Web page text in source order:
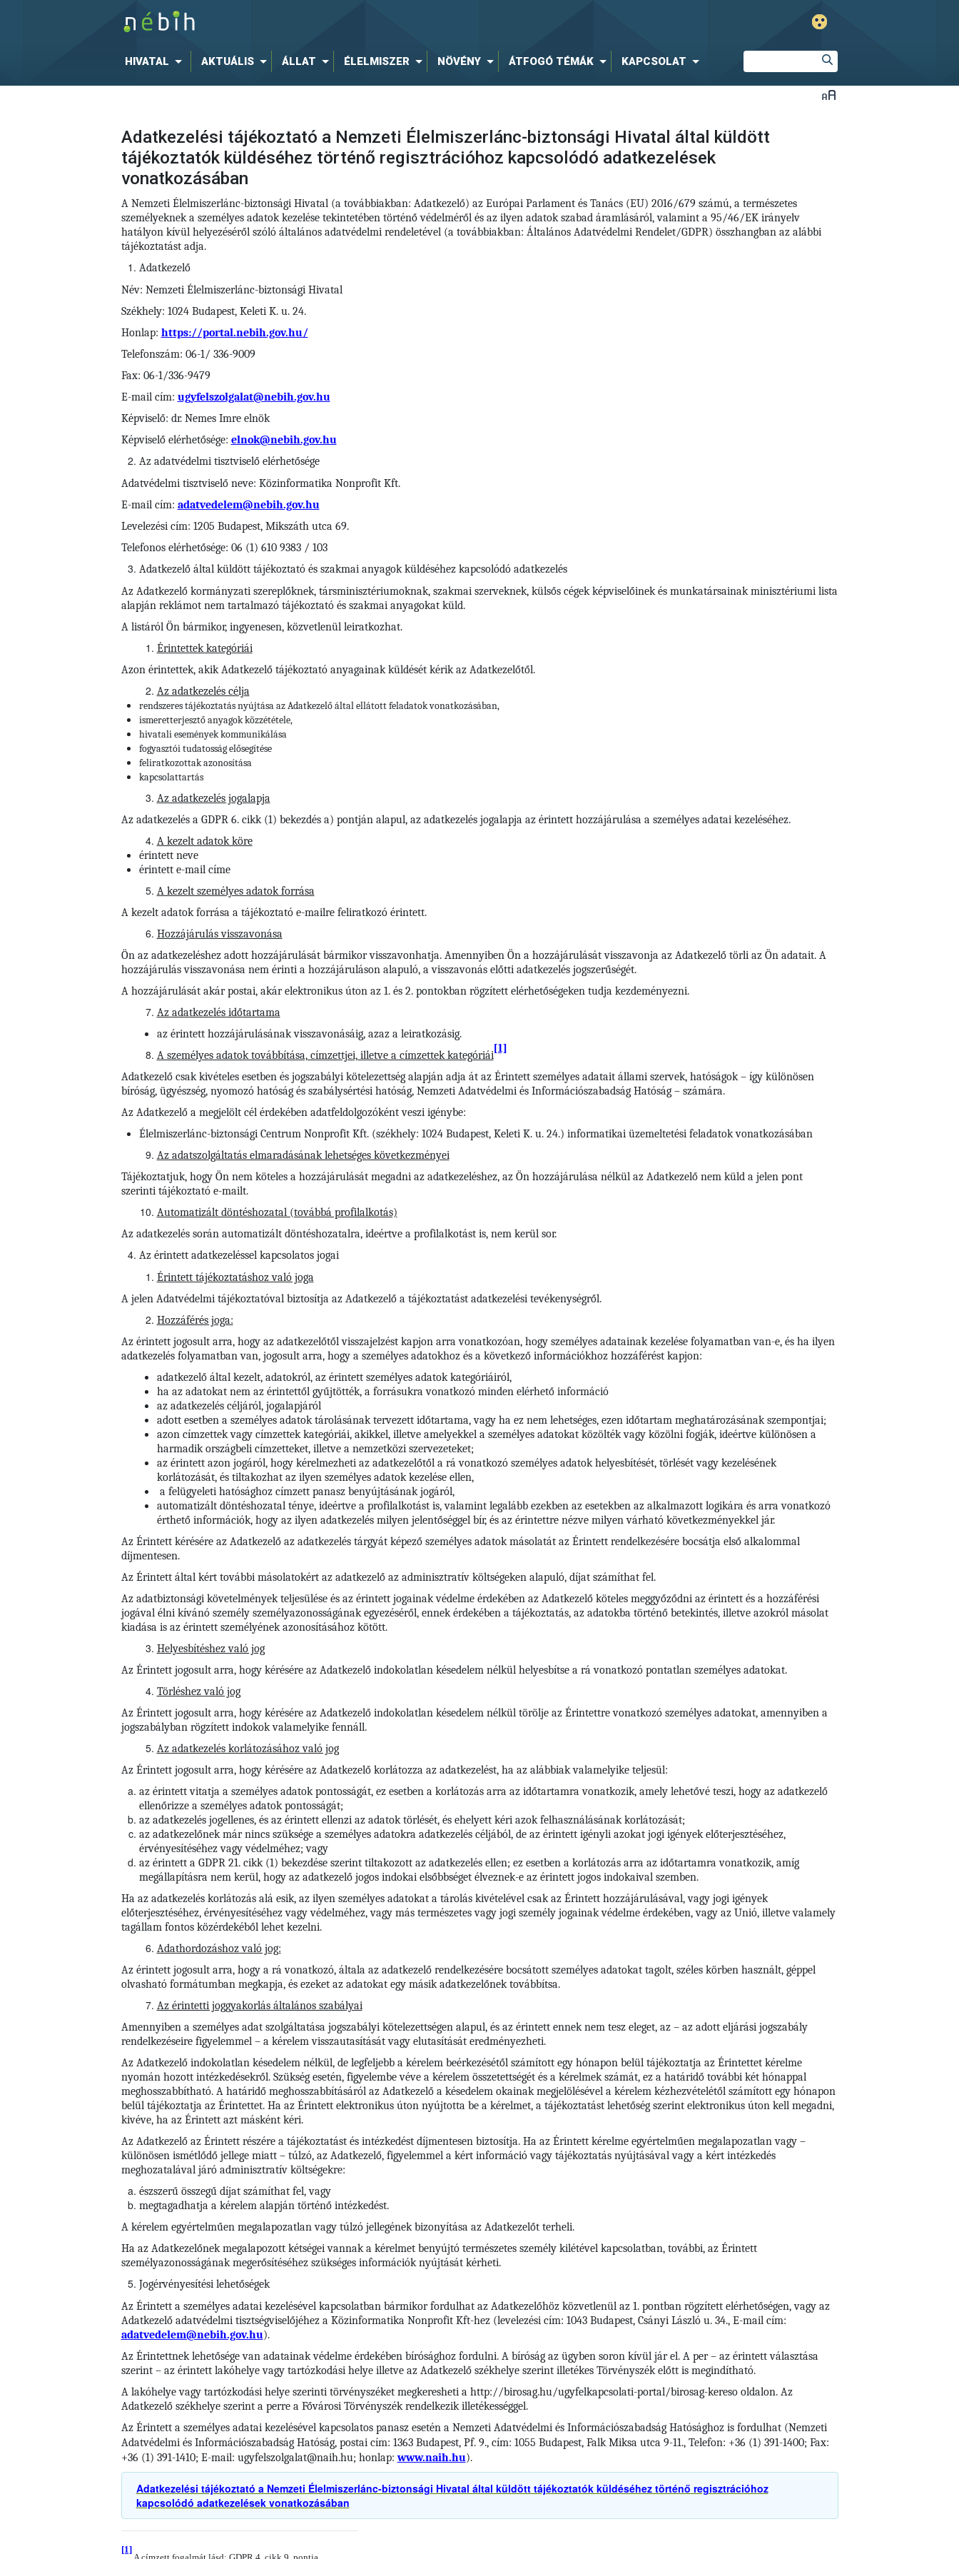
HIVATAL AKTUÁLIS ÁLLAT ÉLELMISZER NÖVÉNY ÁTFOGÓ TÉMÁK KAPCSOLAT
Adatkezelési tájékoztató a Nemzeti Élelmiszerlánc-biztonsági Hivatal által küldött
tájékoztatók küldéséhez történő regisztrációhoz kapcsolódó adatkezelések
vonatkozásában
A Nemzeti Élelmiszerlánc-biztonsági Hivatal (a továbbiakban: Adatkezelő) az Európai Parlament és Tanács (EU) 2016/679 számú, a természetes
személyeknek a személyes adatok kezelése tekintetében történő védelméről és az ilyen adatok szabad áramlásáról, valamint a 95/46/EK irányelv
hatályon kívül helyezéséről szóló általános adatvédelmi rendeletével (a továbbiakban: Általános Adatvédelmi Rendelet/GDPR) összhangban az alábbi
tájékoztatást adja.
Adatkezelő
Név: Nemzeti Élelmiszerlánc-biztonsági Hivatal
Székhely: 1024 Budapest, Keleti K. u. 24.
Honlap: https://portal.nebih.gov.hu/
Telefonszám: 06-1/ 336-9009
Fax: 06-1/336-9479
E-mail cím: ugyfelszolgalat@nebih.gov.hu
Képviselő: dr. Nemes Imre elnök
Képviselő elérhetősége: elnok@nebih.gov.hu
Az adatvédelmi tisztviselő elérhetősége
Adatvédelmi tisztviselő neve: Közinformatika Nonprofit Kft.
E-mail cím: adatvedelem@nebih.gov.hu
Levelezési cím: 1205 Budapest, Mikszáth utca 69.
Telefonos elérhetősége: 06 (1) 610 9383 / 103
Adatkezelőáltal küldött tájékoztató és szakmai anyagok küldéséhez kapcsolódó adatkezelés
Az Adatkezelő kormányzati szereplőknek, társminisztériumoknak, szakmai szerveknek, külsős cégek képviselőinek és munkatársainak minisztériumi lista
alapján reklámot nem tartalmazó tájékoztató és szakmai anyagokat küld.
A listáról Ön bármikor, ingyenesen, közvetlenül leiratkozhat.
Érintettek kategóriái
Azon érintettek, akik Adatkezelő tájékoztató anyagainak küldését kérik az Adatkezelőtől.
Az adatkezelés célja
rendszeres tájékoztatás nyújtása az Adatkezelő által ellátott feladatok vonatkozásában,
ismeretterjesztő anyagok közzététele,
hivatali események kommunikálása
fogyasztói tudatosság elősegítése
feliratkozottak azonosítása
kapcsolattartás
Az adatkezelés jogalapja
Az adatkezelés a GDPR 6. cikk (1) bekezdés a) pontján alapul, az adatkezelés jogalapja az érintett hozzájárulása a személyes adatai kezeléséhez.
A kezelt adatok köre
érintett neve
érintett e-mail címe
A kezelt személyes adatok forrása
A kezelt adatok forrása a tájékoztató e-mailre feliratkozó érintett.
Hozzájárulás visszavonása
Ön az adatkezeléshez adott hozzájárulását bármikor visszavonhatja. Amennyiben Ön a hozzájárulását visszavonja az Adatkezelő törli az Ön adatait. A
hozzájárulás visszavonása nem érinti a hozzájáruláson alapuló, a visszavonás előtti adatkezelés jogszerűségét.
A hozzájárulását akár postai, akár elektronikus úton az 1. és 2. pontokban rögzített elérhetőségeken tudja kezdeményezni.
Az adatkezelés időtartama
az érintett hozzájárulásának visszavonásáig, azaz a leiratkozásig.
A személyes adatok továbbítása, címzettjei, illetve a címzettek kategóriái
[1]
Adatkezelő csak kivételes esetben és jogszabályi kötelezettség alapján adja át az Érintett személyes adatait állami szervek, hatóságok – így különösen
bíróság, ügyészség, nyomozó hatóság és szabálysértési hatóság, Nemzeti Adatvédelmi és Információszabadság Hatóság – számára.
Az Adatkezelő a megjelölt cél érdekében adatfeldolgozóként veszi igénybe:
Élelmiszerlánc-biztonsági Centrum Nonprofit Kft. (székhely: 1024 Budapest, Keleti K. u. 24.) informatikai üzemeltetési feladatok vonatkozásában
Az adatszolgáltatás elmaradásának lehetséges következményei
Tájékoztatjuk, hogy Ön nem köteles a hozzájárulását megadni az adatkezeléshez, az Ön hozzájárulása nélkül az Adatkezelő nem küld a jelen pont
szerinti tájékoztató e-mailt.
Automatizált döntéshozatal (továbbá profilalkotás)
Az adatkezelés során automatizált döntéshozatalra, ideértve a profilalkotást is, nem kerül sor.
Az érintett adatkezeléssel kapcsolatos jogai
Érintett tájékoztatáshoz való joga
A jelen Adatvédelmi tájékoztatóval biztosítja az Adatkezelő a tájékoztatást adatkezelési tevékenységről.
Hozzáférés joga:
Az érintett jogosult arra, hogy az adatkezelőtől visszajelzést kapjon arra vonatkozóan, hogy személyes adatainak kezelése folyamatban van-e, és ha ilyen
adatkezelés folyamatban van, jogosult arra, hogy a személyes adatokhoz és a következő információkhoz hozzáférést kapjon:
adatkezelő által kezelt, adatokról, az érintett személyes adatok kategóriáiról,
ha az adatokat nem az érintettől gyűjtötték, a forrásukra vonatkozó minden elérhető információ
az adatkezelés céljáról, jogalapjáról
adott esetben a személyes adatok tárolásának tervezett időtartama, vagy ha ez nem lehetséges, ezen időtartam meghatározásának szempontjai;
azon címzettek vagy címzettek kategóriái, akikkel, illetve amelyekkel a személyes adatokat közölték vagy közölni fogják, ideértve különösen a
harmadik országbeli címzetteket, illetve a nemzetközi szervezeteket;
az érintett azon jogáról, hogy kérelmezheti az adatkezelőtől a rá vonatkozó személyes adatok helyesbítését, törlését vagy kezelésének
korlátozását, és tiltakozhat az ilyen személyes adatok kezelése ellen,
a felügyeleti hatósághoz címzett panasz benyújtásának jogáról,
automatizált döntéshozatal ténye, ideértve a profilalkotást is, valamint legalább ezekben az esetekben az alkalmazott logikára és arra vonatkozó
érthető információk, hogy az ilyen adatkezelés milyen jelentőséggel bír, és az érintettre nézve milyen várható következményekkel jár.
Az Érintett kérésére az Adatkezelő az adatkezelés tárgyát képező személyes adatok másolatát az Érintett rendelkezésére bocsátja első alkalommal
díjmentesen.
Az Érintett által kért további másolatokért az adatkezelő az adminisztratív költségeken alapuló, díjat számíthat fel.
Az adatbiztonsági követelmények teljesülése és az érintett jogainak védelme érdekében az Adatkezelő köteles meggyőződni az érintett és a hozzáférési
jogával élni kívánó személy személyazonosságának egyezéséről, ennek érdekében a tájékoztatás, az adatokba történő betekintés, illetve azokról másolat
kiadása is az érintett személyének azonosításához kötött.
Helyesbítéshez való jog
Az Érintett jogosult arra, hogy kérésére az Adatkezelő indokolatlan késedelem nélkül helyesbítse a rá vonatkozó pontatlan személyes adatokat.
Törléshez való jog
Az Érintett jogosult arra, hogy kérésére az Adatkezelő indokolatlan késedelem nélkül törölje az Érintettre vonatkozó személyes adatokat, amennyiben a
jogszabályban rögzített indokok valamelyike fennáll.
Az adatkezelés korlátozásához való jog
Az Érintett jogosult arra, hogy kérésére az Adatkezelő korlátozza az adatkezelést, ha az alábbiak valamelyike teljesül:
az érintett vitatja a személyes adatok pontosságát, ez esetben a korlátozás arra az időtartamra vonatkozik, amely lehetővé teszi, hogy az adatkezelő
ellenőrizze a személyes adatok pontosságát;
az adatkezelés jogellenes, és az érintett ellenzi az adatok törlését, és ehelyett kéri azok felhasználásának korlátozását;
az adatkezelőnek már nincs szüksége a személyes adatokra adatkezelés céljából, de az érintett igényli azokat jogi igények előterjesztéséhez,
érvényesítéséhez vagy védelméhez; vagy
az érintett a GDPR 21. cikk (1) bekezdése szerint tiltakozott az adatkezelés ellen; ez esetben a korlátozás arra az időtartamra vonatkozik, amíg
megállapításra nem kerül, hogy az adatkezelő jogos indokai elsőbbséget élveznek-e az érintett jogos indokaival szemben.
Ha az adatkezelés korlátozás alá esik, az ilyen személyes adatokat a tárolás kivételével csak az Érintett hozzájárulásával, vagy jogi igények
előterjesztéséhez, érvényesítéséhez vagy védelméhez, vagy más természetes vagy jogi személy jogainak védelme érdekében, vagy az Unió, illetve valamely
tagállam fontos közérdekéből lehet kezelni.
Adathordozáshoz való jog:
Az érintett jogosult arra, hogy a rá vonatkozó, általa az adatkezelő rendelkezésére bocsátott személyes adatokat tagolt, széles körben használt, géppel
olvasható formátumban megkapja, és ezeket az adatokat egy másik adatkezelőnek továbbítsa.
Az érintetti joggyakorlás általános szabályai
Amennyiben a személyes adat szolgáltatása jogszabályi kötelezettségen alapul, és az érintett ennek nem tesz eleget, az – az adott eljárási jogszabály
rendelkezéseire figyelemmel – a kérelem visszautasítását vagy elutasítását eredményezheti.
Az Adatkezelő indokolatlan késedelem nélkül, de legfeljebb a kérelem beérkezésétől számított egy hónapon belül tájékoztatja az Érintettet kérelme
nyomán hozott intézkedésekről. Szükség esetén, figyelembe véve a kérelem összetettségét és a kérelmek számát, ez a határidő további két hónappal
meghosszabbítható. A határidő meghosszabbításáról az Adatkezelő a késedelem okainak megjelölésével a kérelem kézhezvételétől számított egy hónapon
belül tájékoztatja az Érintettet. Ha az Érintett elektronikus úton nyújtotta be a kérelmet, a tájékoztatást lehetőség szerint elektronikus úton kell megadni,
kivéve, ha az Érintett azt másként kéri.
Az Adatkezelő az Érintett részére a tájékoztatást és intézkedést díjmentesen biztosítja. Ha az Érintett kérelme egyértelműen megalapozatlan vagy –
különösen ismétlődő jellege miatt – túlzó, az Adatkezelő, figyelemmel a kért információ vagy tájékoztatás nyújtásával vagy a kért intézkedés
meghozatalával járó adminisztratív költségekre:
észszerű összegű díjat számíthat fel, vagy
megtagadhatja a kérelem alapján történő intézkedést.
A kérelem egyértelműen megalapozatlan vagy túlzó jellegének bizonyítása az Adatkezelőt terheli.
Ha az Adatkezelőnek megalapozott kétségei vannak a kérelmet benyújtó természetes személy kilétével kapcsolatban, további, az Érintett
személyazonosságának megerősítéséhez szükséges információk nyújtását kérheti.
Jogérvényesítési lehetőségek
Az Érintett a személyes adatai kezelésével kapcsolatban bármikor fordulhat az Adatkezelőhöz közvetlenül az 1. pontban rögzített elérhetőségen, vagy az
Adatkezelő adatvédelmi tisztségviselőjéhez a Közinformatika Nonprofit Kft-hez (levelezési cím: 1043 Budapest, Csányi László u. 34., E-mail cím:
adatvedelem@nebih.gov.hu).
Az Érintettnek lehetősége van adatainak védelme érdekében bírósághoz fordulni. A bíróság az ügyben soron kívül jár el. A per – az érintett választása
szerint – az érintett lakóhelye vagy tartózkodási helye illetve az Adatkezelő székhelye szerint illetékes Törvényszék előtt is megindítható.
A lakóhelye vagy tartózkodási helye szerinti törvényszéket megkeresheti a http://birosag.hu/ugyfelkapcsolati-portal/birosag-kereso oldalon. Az
Adatkezelő székhelye szerint a perre a Fővárosi Törvényszék rendelkezik illetékességgel.
Az Érintett a személyes adatai kezelésével kapcsolatos panasz esetén a Nemzeti Adatvédelmi és Információszabadság Hatósághoz is fordulhat (Nemzeti
Adatvédelmi és Információszabadság Hatóság, postai cím: 1363 Budapest, Pf. 9., cím: 1055 Budapest, Falk Miksa utca 9-11., Telefon: +36 (1) 391-1400; Fax:
+36 (1) 391-1410; E-mail: ugyfelszolgalat@naih.hu; honlap:www.naih.hu).
Adatkezelési tájékoztató a Nemzeti Élelmiszerlánc-biztonsági Hivatal által küldött tájékoztatók küldéséhez történő regisztrációhoz
kapcsolódó adatkezelések vonatkozásában
[1]